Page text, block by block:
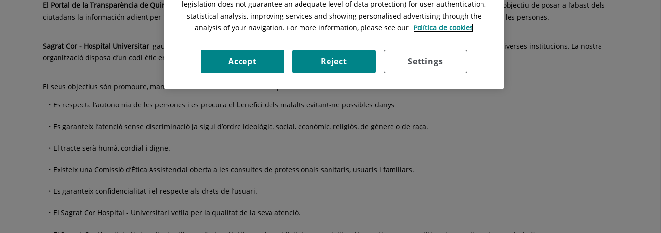
El Portal de la Transparència de Quironsalud Sagrat Cor - Hospital Universitariconstitueix un nou espai d’informació i comunicació que té l’objectiu de posar a l’abast dels
ciutadans la información adient per tal que es conegui millor la gestió del nostre hospital, orientada a oferir serveis integrals de salut per a les persones.
Sagrat Cor - Hospital Universitari gaudeix d’una trajectòria de compromís amb la comunitat emmarcada en convenis de col·laboració amb diverses institucions. La nostra
organització disposa d’un codi ètic en el qual:
El seus objectius són promoure, mantenir o restablir la salut i evitar el patiment.
Es respecta l’autonomia de les persones i es procura el benefici dels malalts evitant-ne possibles danys
Es garanteix l’atenció sense discriminació ja sigui d’ordre ideològic, social, econòmic, religiós, de gènere o de raça.
El tracte serà humà, cordial i digne.
Existeix una Comissió d’Ètica Assistencial oberta a les consultes de professionals sanitaris, usuaris i familiars.
Es garanteix confidencialitat i el respecte als drets de l’usuari.
El Sagrat Cor Hospital - Universitari vetlla per la qualitat de la seva atenció.
legislation does not guarantee an adequate level of data protection) for user authentication,
statistical analysis, improving services and showing personalised advertising through the
analysis of your navigation. For more information, please see our Política de cookies
Settings
Reject
Accept